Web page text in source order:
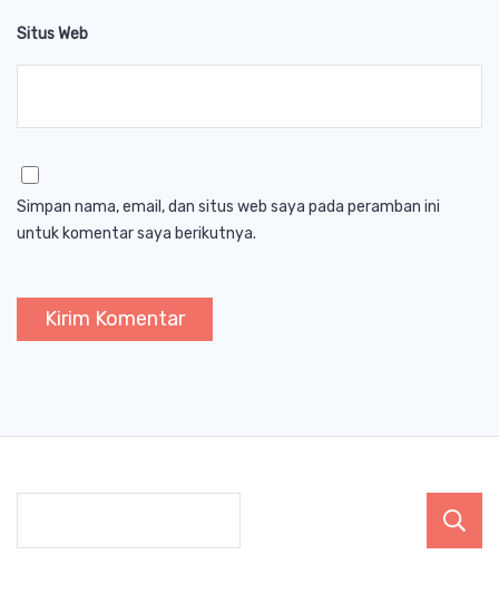
Situs Web
Simpan nama, email, dan situs web saya pada peramban ini
untuk komentar saya berikutnya.